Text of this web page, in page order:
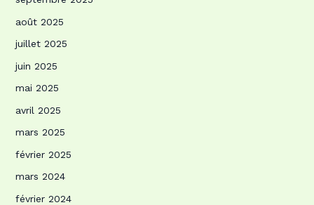
août 2025
juillet 2025
juin 2025
mai 2025
avril 2025
mars 2025
février 2025
mars 2024
février 2024